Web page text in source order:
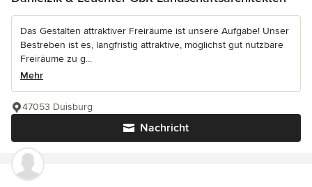
Das Gestalten attraktiver Freiräume ist unsere Aufgabe! Unser
Bestreben ist es, langfristig attraktive, möglichst gut nutzbare
Freiräume zu g...
Mehr
Nachricht
47053 Duisburg